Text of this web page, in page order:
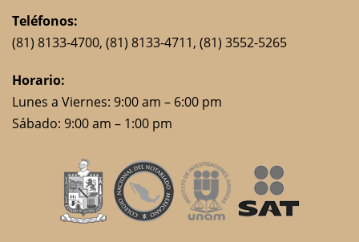
Teléfonos:
(81) 8133-4700, (81) 8133-4711, (81) 3552-5265
Horario:
Lunes a Viernes: 9:00 am – 6:00 pm
Sábado: 9:00 am – 1:00 pm